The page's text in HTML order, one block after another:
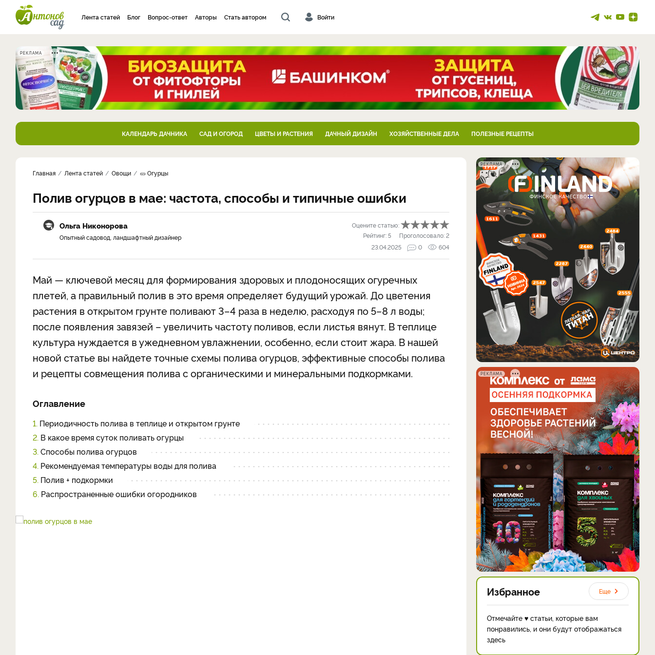
Лента статей Блог Вопрос-ответ Авторы Стать автором Войти
РЕКЛАМА
КАЛЕНДАРЬ ДАЧНИКА САД И ОГОРОД ЦВЕТЫ И РАСТЕНИЯ ДАЧНЫЙ ДИЗАЙН ХОЗЯЙСТВЕННЫЕ ДЕЛА ПОЛЕЗНЫЕ РЕЦЕПТЫ
Главная Лента статей Овощи 🥒 Огурцы
Полив огурцов в мае: частота, способы и типичные ошибки
Ольга Никонорова
Опытный садовод, ландшафтный дизайнер
Оцените статью:
Рейтинг:5 Проголосовало:2
23.04.2025
0 604
Май — ключевой месяц для формирования здоровых и плодоносящих огуречных
плетей, а правильный полив в это время определяет будущий урожай. До цветения
растения в открытом грунте поливают 3–4 раза в неделю, расходуя по 5–8 л воды;
после появления завязей – увеличить частоту поливов, если листья вянут. В теплице
культура нуждается в ужедневном увлажнении, особенно, если стоит жара. В нашей
новой статье вы найдете точные схемы полива огурцов, эффективные способы полива
и рецепты совмещения полива с органическими и минеральными подкормками.
Оглавление
1. Периодичность полива в теплице и открытом грунте
2. В какое время суток поливать огурцы
3. Способы полива огурцов
4. Рекомендуемая температуры воды для полива
5. Полив + подкормки
6. Распространенные ошибки огородников
РЕКЛАМА
РЕКЛАМА
Избранное Еще
Отмечайте ♥ статьи, которые вам
понравились, и они будут отображаться
здесь